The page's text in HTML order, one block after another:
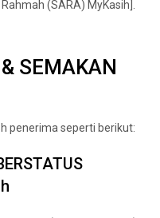
(SARA) MyKasih].
SEMAKAN
penerima seperti berikut: